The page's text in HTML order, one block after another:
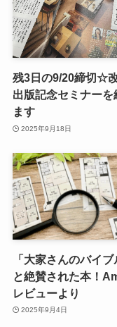
残3日の9/20締切☆
出版記念セミナーを
ます
2025年9月18日
「大家さんのバイブ
と絶賛された本！
レビューより
2025年9月4日